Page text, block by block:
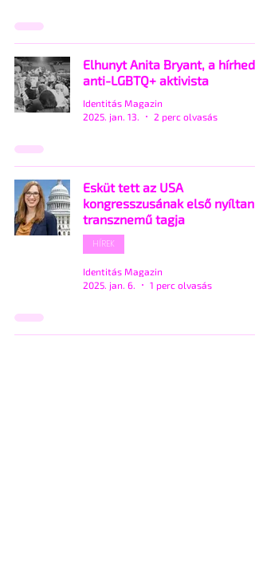
Elhunyt Anita Bryant, a hírhedt
anti-LGBTQ+ aktivista
Identitás Magazin
2025. jan. 13.
2 perc olvasás
Esküt tett az USA
kongresszusának első nyíltan
transznemű tagja
HÍREK
Identitás Magazin
2025. jan. 6.
1 perc olvasás